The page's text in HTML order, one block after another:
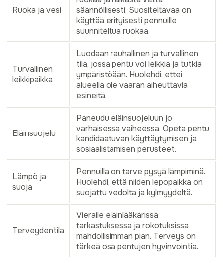
Ruoka ja vesi
säännöllisesti. Suositeltavaa on
käyttää erityisesti pennuille
suunniteltua ruokaa.
Turvallinen
leikkipaikka
Luodaan rauhallinen ja turvallinen
tila, jossa pentu voi leikkiä ja tutkia
ympäristöään. Huolehdi, ettei
alueella ole vaaran aiheuttavia
esineitä.
Eläinsuojelu
Paneudu eläinsuojeluun jo
varhaisessa vaiheessa. Opeta pentu
kandidaatuvan käyttäytymisen ja
sosiaalistamisen perusteet.
Lämpö ja
suoja
Pennuilla on tarve pysyä lämpiminä.
Huolehdi, että niiden lepopaikka on
suojattu vedolta ja kylmyydeltä.
Terveydentila
Vieraile eläinlääkärissä
tarkastuksessa ja rokotuksissa
mahdollisimman pian. Terveys on
tärkeä osa pentujen hyvinvointia.